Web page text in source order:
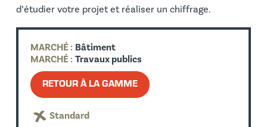
d’étudier votre projet et réaliser un chiffrage.
MARCHÉ : Bâtiment
MARCHÉ : Travaux publics
RETOUR À LA GAMME
Standard